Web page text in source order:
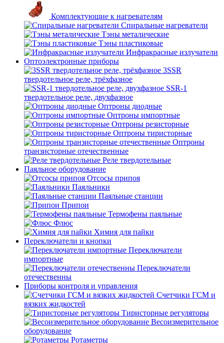
Комплектующие к нагревателям
Спиральные нагреватели
Тэны металические
Тэны пластиковые
Инфракрасные излучатели
Оптоэлектронные приборы
3SSR
твердотельное реле, трёхфазное
SSR-1
твердотельное реле, двухфазное
Оптроны диодные
Оптроны импортные
Оптроны резисторные
Оптроны тиристорные
Оптроны
транзисторные отечественные
Реле твердотельные
Паяльное оборудование
Отсосы припоя
Паяльники
Паяльные станции
Припои
Термофены паяльные
Флюс
Химия для пайки
Переключатели и кнопки
Переключатели
импортные
Переключатели
отечественны
Приборы контроля и управления
Счетчики ГСМ и
вязких жидкостей
Тиристорные регуляторы
Весоизмерительное
оборудование
Ротаметры